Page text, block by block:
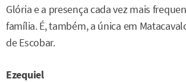
Glória e a presença cada vez mais
família. É, também, a única em
de Escobar.
Ezequiel